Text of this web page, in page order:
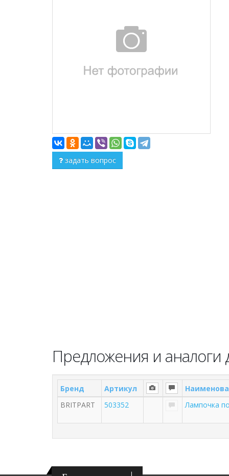
задать вопрос
Предложения и
Бренд Артикул
BRITPART
503352 Лампочка